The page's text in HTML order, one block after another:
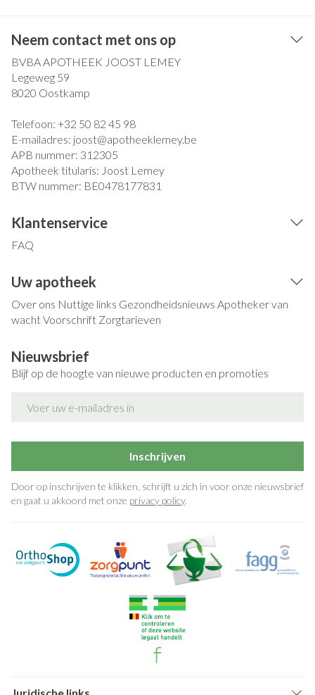
Neem contact met ons op
BVBA APOTHEEK JOOST LEMEY
Legeweg 59
8020 Oostkamp
Telefoon: +32 50 82 45 98
E-mailadres: joost@apotheeklemey.be
APB nummer: 312305
Apotheek titularis: Joost Lemey
BTW nummer: BE0478177831
Klantenservice
FAQ
Uw apotheek
Over ons Nuttige links Gezondheidsnieuws Apotheker van
wachtVoorschrift Zorgtarieven
Nieuwsbrief
Blijf op de hoogte van nieuwe producten en promoties
Inschrijven
Door op inschrijven te klikken, schrijft u zich in voor onze nieuwsbrief
en gaat u akkoord met onze privacy policy.